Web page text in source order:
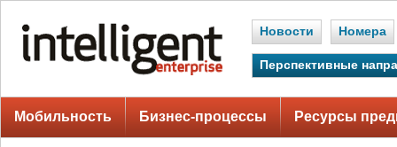
Новости Номера
Перспективные
Мобильность Бизнес-процессы Ресурсы